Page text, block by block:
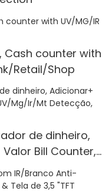
Cash counter with
Retail/Shop
de dinheiro,
Bill Counter,
Min, com